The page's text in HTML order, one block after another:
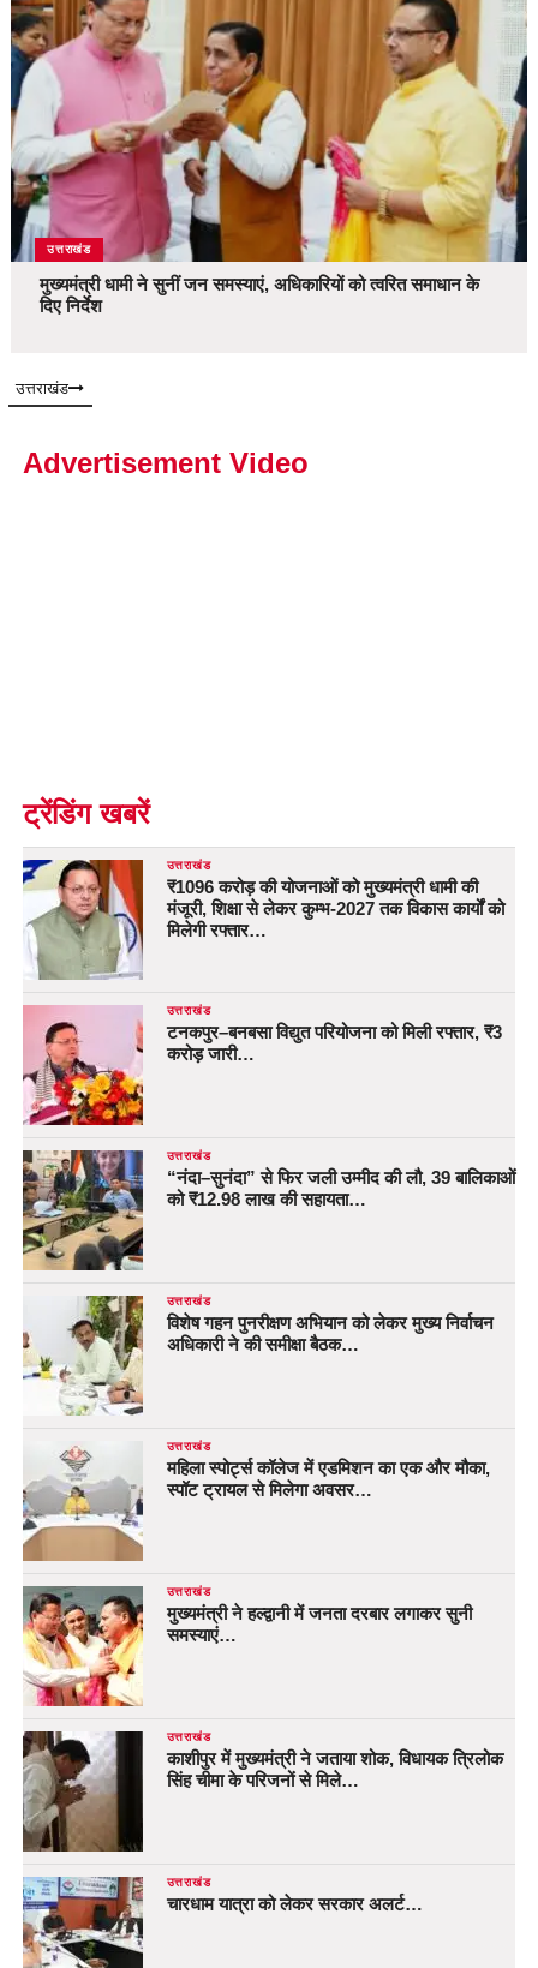
उत्तराखंड
मुख्यमंत्री धामी ने सुनीं जन समस्याएं, अधिकारियों को त्वरित समाधान के
दिए निर्देश
उत्तराखंड
Advertisement Video
ट्रेंडिंग खबरें
उत्तराखंड
₹1096 करोड़ की योजनाओं को मुख्यमंत्री धामी की
मंजूरी, शिक्षा से लेकर कुम्भ-2027 तक विकास कार्यों को
मिलेगी रफ्तार…
उत्तराखंड
टनकपुर–बनबसा विद्युत परियोजना को मिली रफ्तार, ₹3
करोड़ जारी…
उत्तराखंड
“नंदा–सुनंदा” से फिर जली उम्मीद की लौ, 39 बालिकाओं
को ₹12.98 लाख की सहायता…
उत्तराखंड
विशेष गहन पुनरीक्षण अभियान को लेकर मुख्य निर्वाचन
अधिकारी ने की समीक्षा बैठक…
उत्तराखंड
महिला स्पोर्ट्स कॉलेज में एडमिशन का एक और मौका,
स्पॉट ट्रायल से मिलेगा अवसर…
उत्तराखंड
मुख्यमंत्री ने हल्द्वानी में जनता दरबार लगाकर सुनी
समस्याएं…
उत्तराखंड
काशीपुर में मुख्यमंत्री ने जताया शोक, विधायक त्रिलोक
सिंह चीमा के परिजनों से मिले…
उत्तराखंड
चारधाम यात्रा को लेकर सरकार अलर्ट…